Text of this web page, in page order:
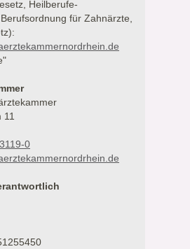
Heilberufe-
für Zahnärzte,
11
0